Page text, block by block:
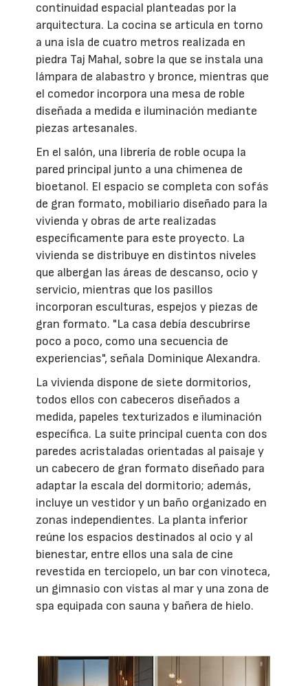
continuidad espacial planteadas por la
arquitectura. La cocina se articula en torno
a una isla de cuatro metros realizada en
piedra Taj Mahal, sobre la que se instala una
lámpara de alabastro y bronce, mientras que
el comedor incorpora una mesa de roble
diseñada a medida e iluminación mediante
piezas artesanales.
En el salón, una librería de roble ocupa la
pared principal junto a una chimenea de
bioetanol. El espacio se completa con sofás
de gran formato, mobiliario diseñado para la
vivienda y obras de arte realizadas
específicamente para este proyecto. La
vivienda se distribuye en distintos niveles
que albergan las áreas de descanso, ocio y
servicio, mientras que los pasillos
incorporan esculturas, espejos y piezas de
gran formato. "La casa debía descubrirse
poco a poco, como una secuencia de
experiencias", señala Dominique Alexandra.
La vivienda dispone de siete dormitorios,
todos ellos con cabeceros diseñados a
medida, papeles texturizados e iluminación
específica. La suite principal cuenta con dos
paredes acristaladas orientadas al paisaje y
un cabecero de gran formato diseñado para
adaptar la escala del dormitorio; además,
incluye un vestidor y un baño organizado en
zonas independientes. La planta inferior
reúne los espacios destinados al ocio y al
bienestar, entre ellos una sala de cine
revestida en terciopelo, un bar con vinoteca,
un gimnasio con vistas al mar y una zona de
spa equipada con sauna y bañera de hielo.